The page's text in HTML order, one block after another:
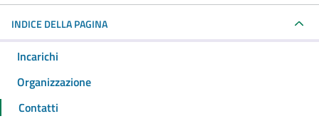
INDICE DELLA PAGINA
Incarichi
Organizzazione
Contatti